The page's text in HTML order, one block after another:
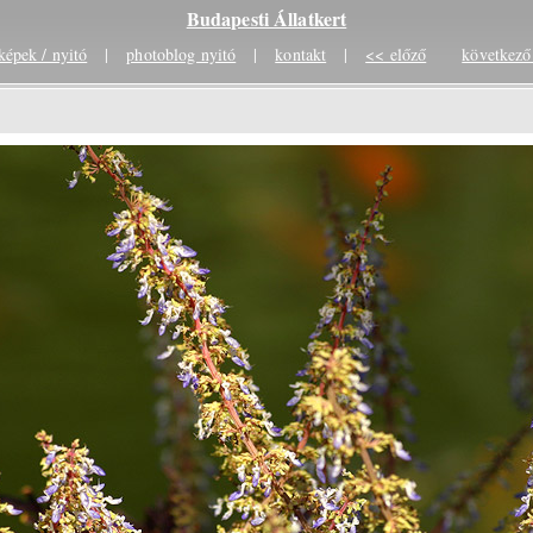
Budapesti Állatkert
/ nyitó |photoblog nyitó |kontakt | << előző